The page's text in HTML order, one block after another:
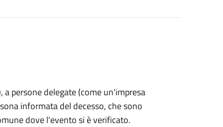
persone delegate (come un'impresa
informata del decesso, che sono
dove l'evento si è verificato.